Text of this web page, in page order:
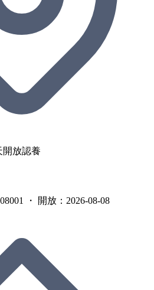
開放認養
・ 開放：2026-08-08